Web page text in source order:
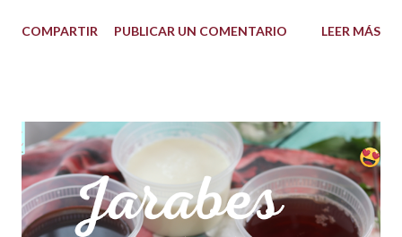
propiedad de solidificarse al enfriarse, evitando así que se
auténtica maravilla. Se lo puede preparar de diferentes
formas con el mismo resultado, obteniendo un Ganache, que
es una crema que tiene una parte de chocolate y otra parte
de crema de leche o nata, más información de lo que es un
COMPARTIR PUBLICAR UN COMENTARIO LEER MÁS